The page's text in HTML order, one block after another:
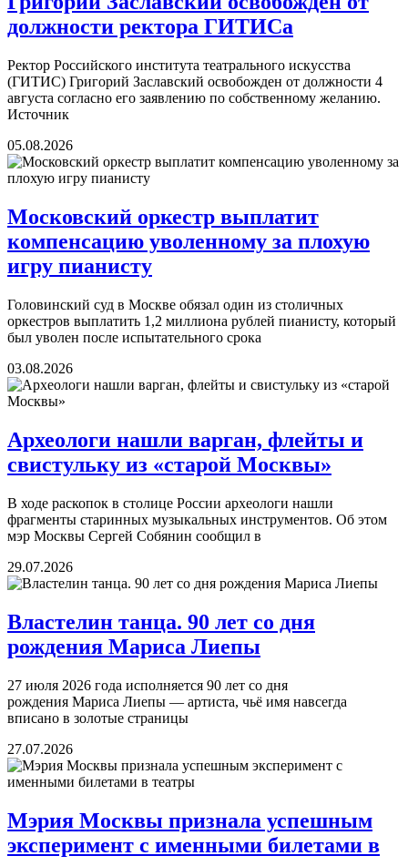
должности ректора ГИТИСа
Ректор Российского института театрального искусства
(ГИТИС) Григорий Заславский освобожден от должности 4
августа согласно его заявлению по собственному желанию.
Источник
05.08.2026
Московский оркестр выплатит
компенсацию уволенному за плохую
игру пианисту
Головинский суд в Москве обязал один из столичных
оркестров выплатить 1,2 миллиона рублей пианисту, который
был уволен после испытательного срока
03.08.2026
Археологи нашли варган, флейты и
свистульку из «старой Москвы»
В ходе раскопок в столице России археологи нашли
фрагменты старинных музыкальных инструментов. Об этом
мэр Москвы Сергей Собянин сообщил в
29.07.2026
Властелин танца. 90 лет со дня
рождения Мариса Лиепы
27 июля 2026 года исполняется 90 лет со дня
рождения Мариса Лиепы — артиста, чьё имя навсегда
вписано в золотые страницы
27.07.2026
Мэрия Москвы признала успешным
эксперимент с именными билетами в